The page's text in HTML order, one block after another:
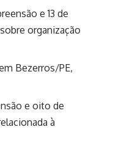
e 13 de
organização
Bezerros/PE,
e oito de
à